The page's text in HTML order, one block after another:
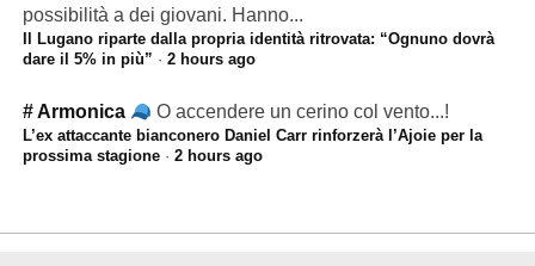
possibilità a dei giovani. Hanno...
Il Lugano riparte dalla propria identità ritrovata: “Ognuno dovrà
dare il 5% in più” · 2 hours ago
# Armonica O accendere un cerino col vento...!
L’ex attaccante bianconero Daniel Carr rinforzerà l’Ajoie per la
prossima stagione· 2 hours ago